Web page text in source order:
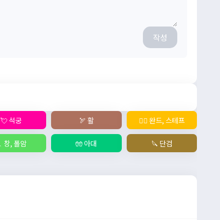
작성
💘 석궁 🏹 활 🧙‍♀️ 완드, 스테프
창, 폴암 🧤 아대 🔪 단검